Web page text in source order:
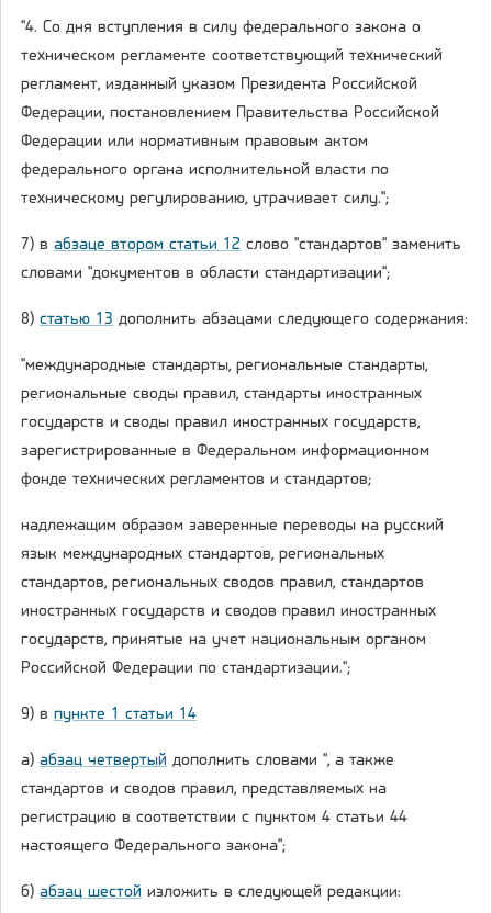
"4. Со дня вступления в силу федерального закона о
техническом регламенте соответствующий технический
регламент, изданный указом Президента Российской
Федерации, постановлением Правительства Российской
Федерации или нормативным правовым актом
федерального органа исполнительной власти по
техническому регулированию, утрачивает силу.";
7) в абзаце втором статьи 12 слово "стандартов" заменить
словами "документов в области стандартизации";
8) статью 13 дополнить абзацами следующего содержания:
"международные стандарты, региональные стандарты,
региональные своды правил, стандарты иностранных
государств и своды правил иностранных государств,
зарегистрированные в Федеральном информационном
фонде технических регламентов и стандартов;
надлежащим образом заверенные переводы на русский
язык международных стандартов, региональных
стандартов, региональных сводов правил, стандартов
иностранных государств и сводов правил иностранных
государств, принятые на учет национальным органом
Российской Федерации по стандартизации.";
9) в пункте 1 статьи 14
а) абзац четвертый дополнить словами ", а также
стандартов и сводов правил, представляемых на
регистрацию в соответствии с пунктом 4 статьи 44
настоящего Федерального закона";
б) абзац шестой изложить в следующей редакции: